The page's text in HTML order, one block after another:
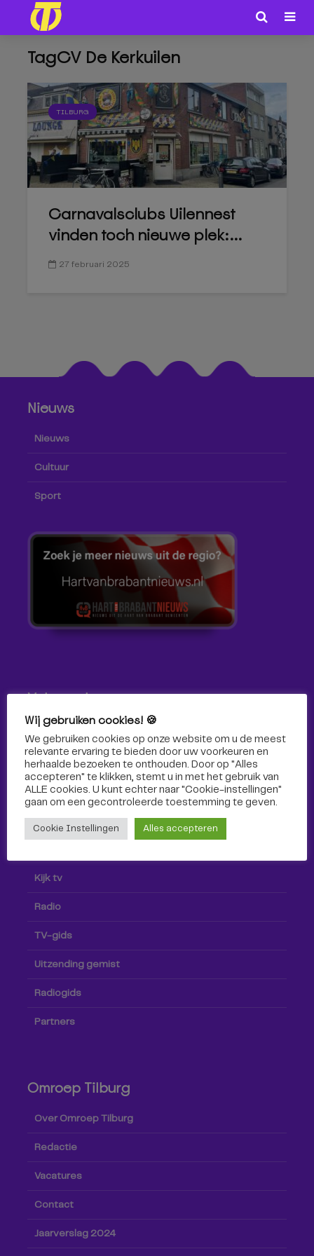
TagCV De Kerkuilen
TILBURG
Carnavalsclubs Uilennest
vinden toch nieuwe plek:...
27 februari 2025
Nieuws
Nieuws
Cultuur
Sport
Volg ons!
Volg Omroep Tilburg niet alleen hier, maar ook via social
media!
Kijk tv
Radio
TV-gids
Uitzending gemist
Radiogids
Partners
Omroep Tilburg
Over Omroep Tilburg
Redactie
Vacatures
Contact
Jaarverslag 2024
Wij gebruiken cookies! 🍪
We gebruiken cookies op onze website om u de meest
relevante ervaring te bieden door uw voorkeuren en
herhaalde bezoeken te onthouden. Door op "Alles
accepteren" te klikken, stemt u in met het gebruik van
ALLE cookies. U kunt echter naar "Cookie-instellingen"
gaan om een ​​gecontroleerde toestemming te geven.
Cookie Instellingen Alles accepteren